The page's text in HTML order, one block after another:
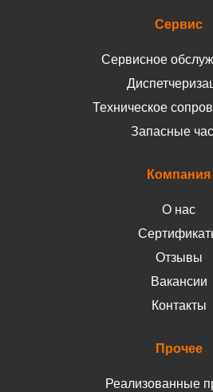
Сервис
Сервисное
Техническое
Запасные
Компания
О нас
Отзывы
Вакансии
Контакты
Прочее
Реализованные